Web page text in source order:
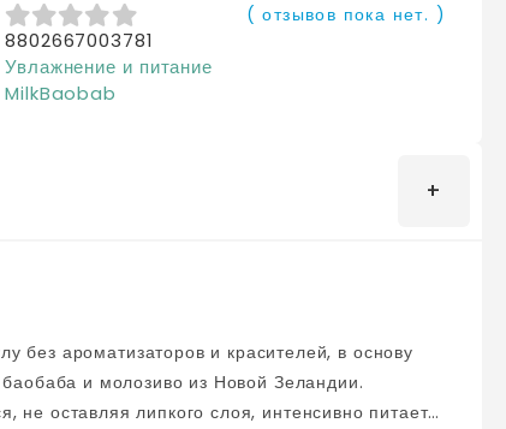
0из 5
( отзывов пока нет. )
8802667003781
Увлажнение и питание
MilkBaobab
баобаба и молозиво из Новой Зеландии.
оставляя липкого слоя, интенсивно питает